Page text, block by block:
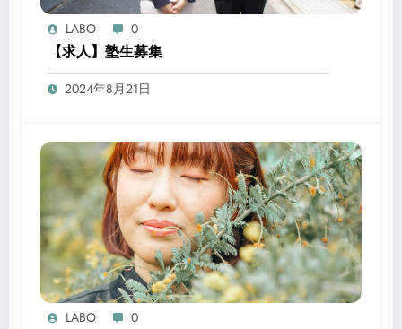
LABO 0
【求人】塾生募集
2024年8月21日
LABO 0